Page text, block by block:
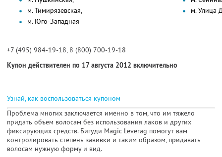
м. Тимирязевская,
м. Юго-Западная
м. Улица
+7 (495) 984-19-18, 8 (800) 700-19-18
Купон действителен по 17 августа 2012 включительно
Узнай, как воспользоваться купоном
Проблема многих заключается именно в том, что им тяжело
придать объем волосам без использования лаков и других
фиксирующих средств. Бигуди Magic Leverag помогут вам
контролировать степень завивки и таким образом, придавать
волосам нужную форму и вид.